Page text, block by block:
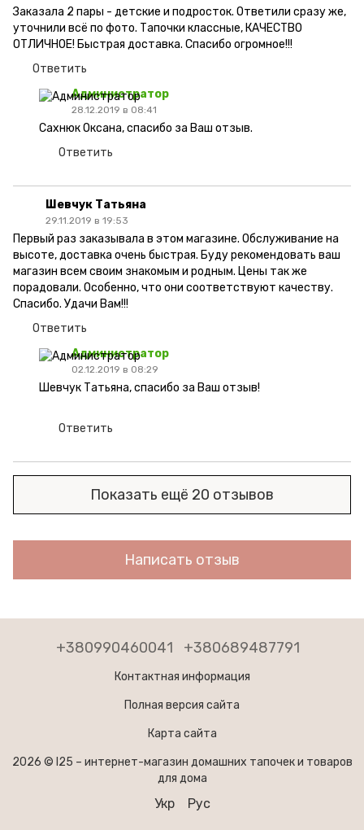
Заказала 2 пары - детские и подросток. Ответили сразу же,
уточнили всё по фото. Тапочки классные, КАЧЕСТВО
ОТЛИЧНОЕ! Быстрая доставка. Спасибо огромное!!!
Ответить
Администратор
28.12.2019 в 08:41
Сахнюк Оксана, спасибо за Ваш отзыв.
Ответить
Шевчук Татьяна
29.11.2019 в 19:53
Первый раз заказывала в этом магазине. Обслуживание на
высоте, доставка очень быстрая. Буду рекомендовать ваш
магазин всем своим знакомым и родным. Цены так же
порадовали. Особенно, что они соответствуют качеству.
Спасибо. Удачи Вам!!!
Ответить
Администратор
02.12.2019 в 08:29
Шевчук Татьяна, спасибо за Ваш отзыв!
Ответить
Показать ещё 20 отзывов
Написать отзыв
+380990460041 +380689487791
Контактная информация
Полная версия сайта
Карта сайта
2026 © I25 – интернет-магазин домашних тапочек и товаров
для дома
Укр Рус